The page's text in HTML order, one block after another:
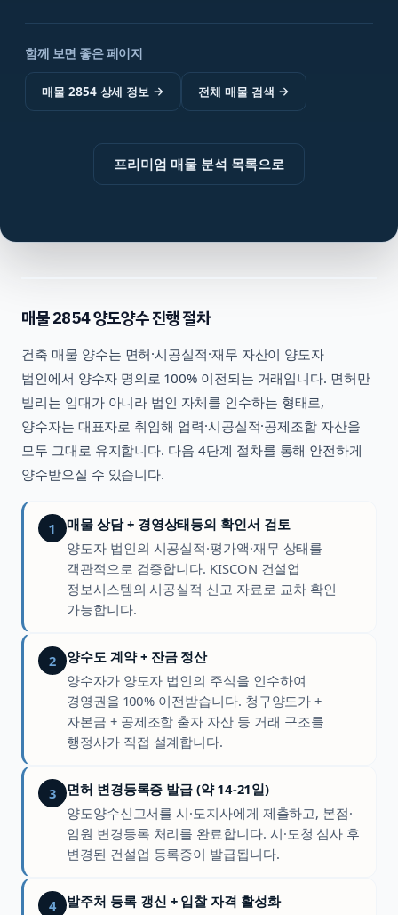
함께 보면 좋은 페이지
매물 2854 상세 정보 → 전체 매물 검색 →
프리미엄 매물 분석 목록으로
매물2854양도양수 진행 절차
건축 매물 양수는 면허·시공실적·재무 자산이 양도자
법인에서 양수자 명의로 100% 이전되는 거래입니다. 면허만
빌리는 임대가 아니라 법인 자체를 인수하는 형태로,
양수자는 대표자로 취임해 업력·시공실적·공제조합 자산을
모두 그대로 유지합니다. 다음 4단계 절차를 통해 안전하게
양수받으실 수 있습니다.
1
매물 상담 + 경영상태등의 확인서 검토
양도자 법인의 시공실적·평가액·재무 상태를
객관적으로 검증합니다. KISCON 건설업
정보시스템의 시공실적 신고 자료로 교차 확인
가능합니다.
2
양수도 계약 + 잔금 정산
양수자가 양도자 법인의 주식을 인수하여
경영권을 100% 이전받습니다. 청구양도가 +
자본금 + 공제조합 출자 자산 등 거래 구조를
행정사가 직접 설계합니다.
3
면허 변경등록증 발급 (약 14-21일)
양도양수신고서를 시·도지사에게 제출하고, 본점·
임원 변경등록 처리를 완료합니다. 시·도청 심사 후
변경된 건설업 등록증이 발급됩니다.
4
발주처 등록 갱신 + 입찰 자격 활성화